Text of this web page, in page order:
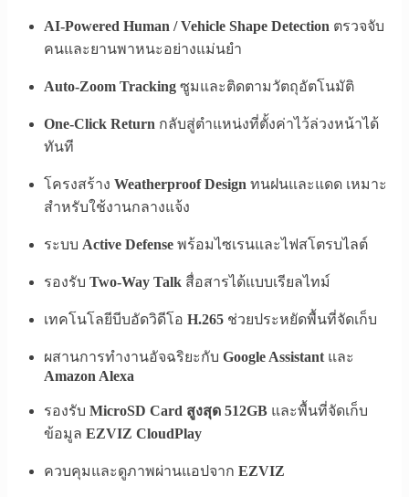
AI-Powered Human / Vehicle Shape Detection ตรวจจับ
คนและยานพาหนะอย่างแม่นยำ
Auto-Zoom Tracking ซูมและติดตามวัตถุอัตโนมัติ
One-Click Return กลับสู่ตำแหน่งที่ตั้งค่าไว้ล่วงหน้าได้
ทันที
โครงสร้าง Weatherproof Design ทนฝนและแดด เหมาะ
สำหรับใช้งานกลางแจ้ง
ระบบ Active Defense พร้อมไซเรนและไฟสโตรบไลต์
รองรับ Two-Way Talk สื่อสารได้แบบเรียลไทม์
เทคโนโลยีบีบอัดวิดีโอ H.265 ช่วยประหยัดพื้นที่จัดเก็บ
ผสานการทำงานอัจฉริยะกับ Google Assistantและ
Amazon Alexa
รองรับ MicroSD Card สูงสุด 512GB และพื้นที่จัดเก็บ
ข้อมูล EZVIZ CloudPlay
ควบคุมและดูภาพผ่านแอปจาก EZVIZ